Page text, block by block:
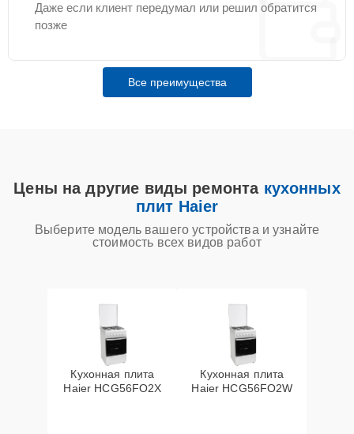
Даже если клиент передумал или решил обратится
позже
Все преимущества
Цены на другие виды ремонта кухонных
плит Haier
Выберите модель вашего устройства и узнайте
стоимость всех видов работ
Кухонная плита
Haier HCG56FO2X
Кухонная плита
Haier HCG56FO2W